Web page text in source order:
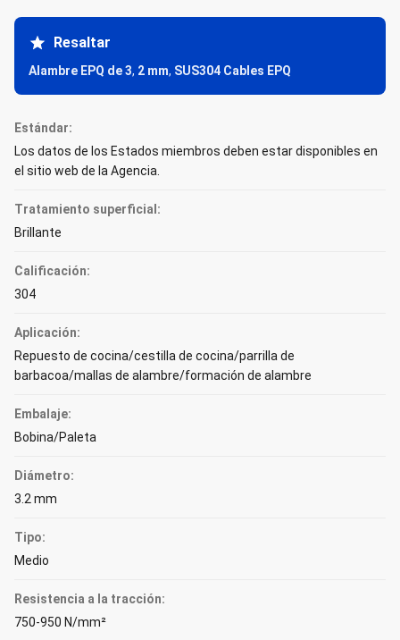
Resaltar
Alambre EPQ de 3, 2 mm, SUS304 Cables EPQ
Estándar:
Los datos de los Estados miembros deben estar disponibles en
el sitio web de la Agencia.
Tratamiento superficial:
Brillante
Calificación:
304
Aplicación:
Repuesto de cocina/cestilla de cocina/parrilla de
barbacoa/mallas de alambre/formación de alambre
Embalaje:
Bobina/Paleta
Diámetro:
3.2 mm
Tipo:
Medio
Resistencia a la tracción:
750-950 N/mm²